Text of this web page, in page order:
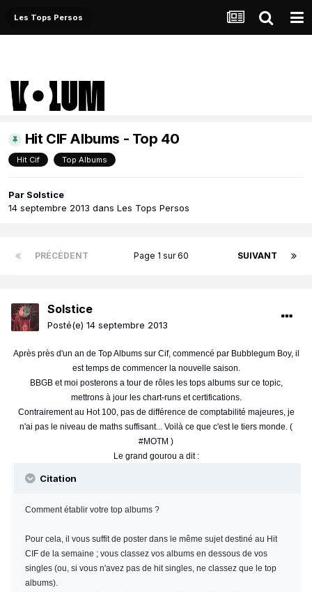
Les Tops Persos
Hit CIF Albums - Top 40
Hit Cif Top Albums
Par Solstice
14 septembre 2013 dans Les Tops Persos
PRÉCÉDENT SUIVANT
Page 1 sur 60
Solstice
Posté(e) 14 septembre 2013
Après près d'un an de Top Albums sur Cif, commencé par Bubblegum Boy, il
est temps de commencer la nouvelle saison.
BBGB et moi posterons a tour de rôles les tops albums sur ce topic,
mettrons à jour les chart-runs et certifications.
Contrairement au Hot 100, pas de différence de comptabilité majeures, je
n'ai pas le niveau de maths suffisant... Voilà ce que c'est le tiers monde. (
#MOTM )
Le grand gourou a dit :
Citation
Comment établir votre top albums ?
Pour cela, il vous suffit de poster dans le même sujet destiné au Hit
CIF de la semaine ; vous classez vos albums en dessous de vos
singles (ou, si vous n'avez pas de hit singles, ne classez que le top
albums).